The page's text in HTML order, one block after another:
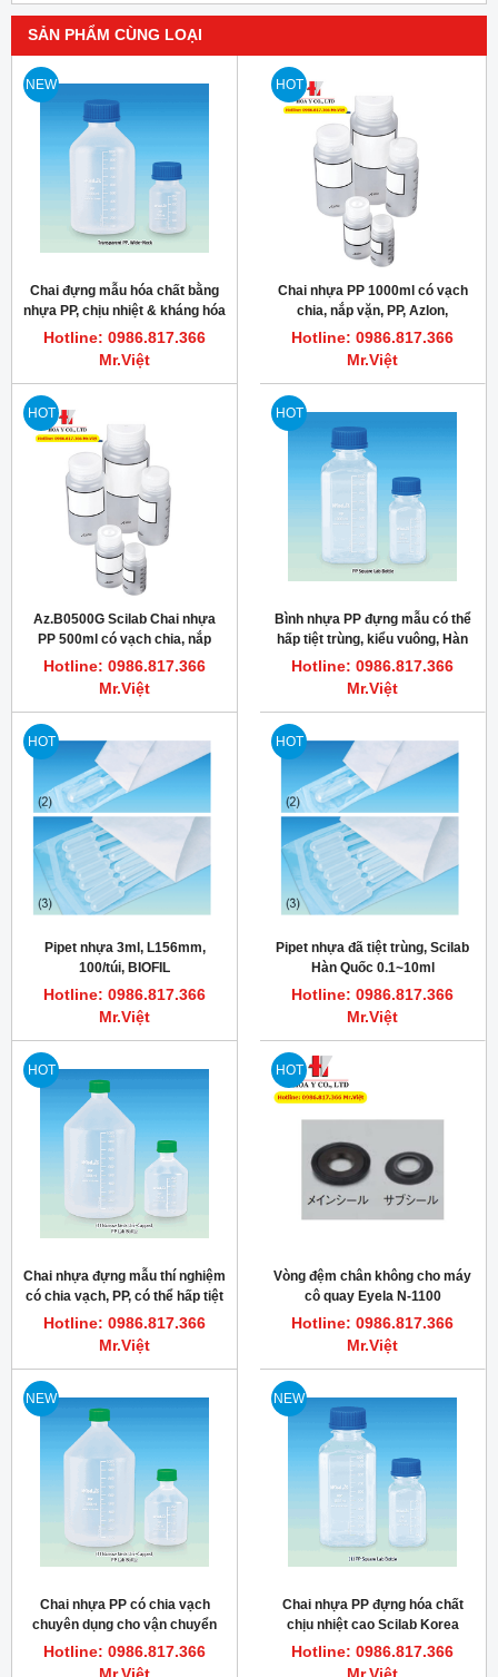
SẢN PHẨM CÙNG LOẠI
NEW
Chai đựng mẫu hóa chất bằng
nhựa PP, chịu nhiệt & kháng hóa
chất ăn mòn tốt 100~5,000ml
Hotline: 0986.817.366
Mr.Việt
HOT
Chai nhựa PP 1000ml có vạch
chia, nắp vặn, PP, Azlon,
Az.B1000G
Hotline: 0986.817.366
Mr.Việt
HOT
Az.B0500G Scilab Chai nhựa
PP 500ml có vạch chia, nắp
vặn, PP, Azlon
Hotline: 0986.817.366
Mr.Việt
HOT
Bình nhựa PP đựng mẫu có thể
hấp tiệt trùng, kiểu vuông, Hàn
Quốc
Hotline: 0986.817.366
Mr.Việt
HOT
Pipet nhựa 3ml, L156mm,
100/túi, BIOFIL
Hotline: 0986.817.366
Mr.Việt
HOT
Pipet nhựa đã tiệt trùng, Scilab
Hàn Quốc 0.1~10ml
Hotline: 0986.817.366
Mr.Việt
HOT
Chai nhựa đựng mẫu thí nghiệm
có chia vạch, PP, có thể hấp tiệt
trùng
Hotline: 0986.817.366
Mr.Việt
HOT
Vòng đệm chân không cho máy
cô quay Eyela N-1100
Hotline: 0986.817.366
Mr.Việt
NEW
Chai nhựa PP có chia vạch
chuyên dụng cho vận chuyển
hóa chất Wids 100~2,000ml
Hotline: 0986.817.366
NEW
Chai nhựa PP đựng hóa chất
chịu nhiệt cao Scilab Korea
100~1,000ml
Hotline: 0986.817.366